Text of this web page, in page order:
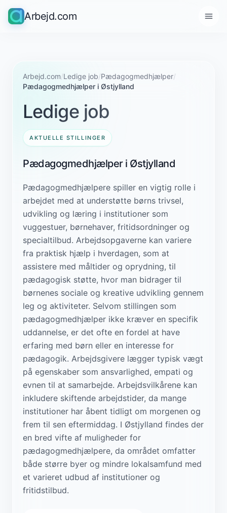
Arbejd.com
Arbejd.com/Ledige job/Pædagogmedhjælper/
Pædagogmedhjælper i Østjylland
Ledige job
AKTUELLE STILLINGER
Pædagogmedhjælper i Østjylland
Pædagogmedhjælpere spiller en vigtig rolle i
arbejdet med at understøtte børns trivsel,
udvikling og læring i institutioner som
vuggestuer, børnehaver, fritidsordninger og
specialtilbud. Arbejdsopgaverne kan variere
fra praktisk hjælp i hverdagen, som at
assistere med måltider og oprydning, til
pædagogisk støtte, hvor man bidrager til
børnenes sociale og kreative udvikling gennem
leg og aktiviteter. Selvom stillingen som
pædagogmedhjælper ikke kræver en specifik
uddannelse, er det ofte en fordel at have
erfaring med børn eller en interesse for
pædagogik. Arbejdsgivere lægger typisk vægt
på egenskaber som ansvarlighed, empati og
evnen til at samarbejde. Arbejdsvilkårene kan
inkludere skiftende arbejdstider, da mange
institutioner har åbent tidligt om morgenen og
frem til sen eftermiddag. I Østjylland findes der
en bred vifte af muligheder for
pædagogmedhjælpere, da området omfatter
både større byer og mindre lokalsamfund med
et varieret udbud af institutioner og
fritidstilbud.